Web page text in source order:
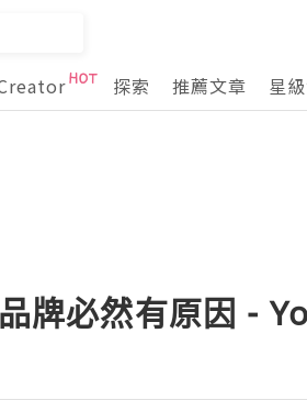
探索 推薦文章 星
牌必然有原因 -